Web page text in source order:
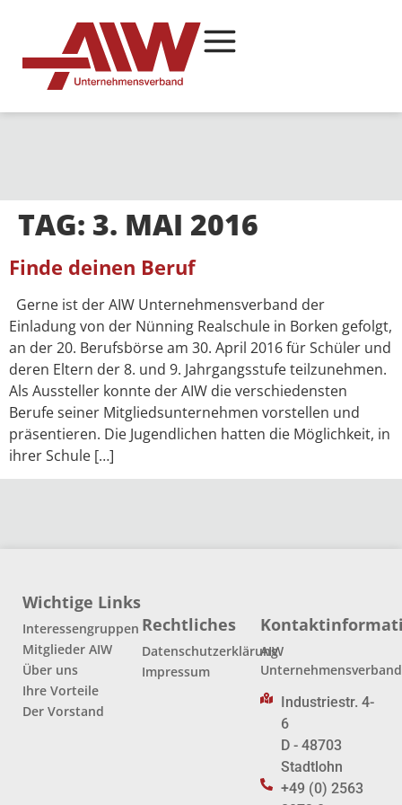
TAG: 3. MAI 2016
Finde deinen Beruf
Gerne ist der AIW Unternehmensverband der
Einladung von der Nünning Realschule in Borken gefolgt,
an der 20. Berufsbörse am 30. April 2016 für Schüler und
deren Eltern der 8. und 9. Jahrgangsstufe teilzunehmen.
Als Aussteller konnte der AIW die verschiedensten
Berufe seiner Mitgliedsunternehmen vorstellen und
präsentieren. Die Jugendlichen hatten die Möglichkeit, in
ihrer Schule […]
Wichtige Links
Interessengruppen
Mitglieder AIW
Über uns
Ihre Vorteile
Der Vorstand
Rechtliches
Datenschutzerklärung
Impressum
AIW
Unternehmensverband
Industriestr. 4-
6
D - 48703
Stadtlohn
+49 (0) 2563